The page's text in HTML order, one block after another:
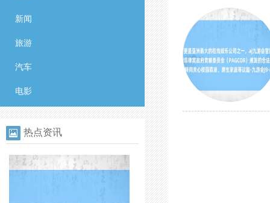
新闻
旅游
汽车
电影
热点资讯